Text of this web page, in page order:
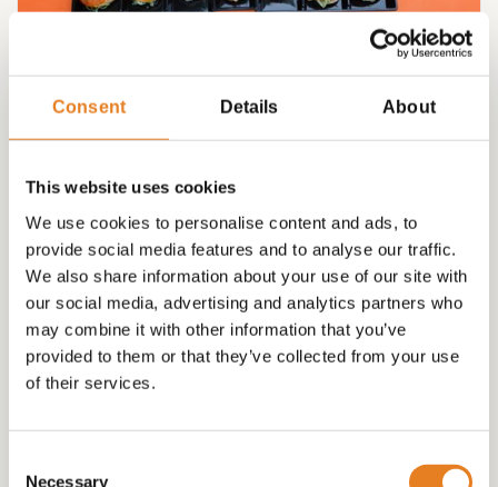
Consent Details About
This website uses cookies
We use cookies to personalise content and ads, to
provide social media features and to analyse our traffic.
We also share information about your use of our site with
our social media, advertising and analytics partners who
may combine it with other information that you’ve
provided to them or that they’ve collected from your use
of their services.
Necessary
Party Vega Bites incl. 20 vegaburgers
€